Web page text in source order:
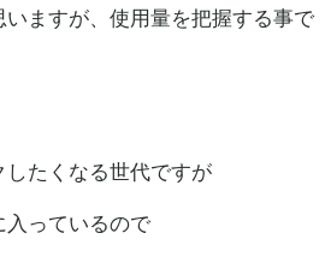
ますが、使用量を把握する事で
たくなる世代ですが
入っているので